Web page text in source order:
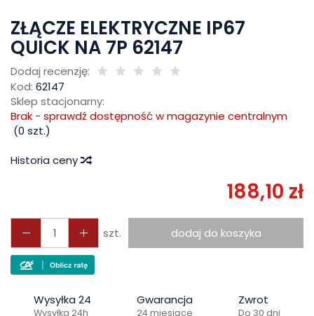
ZŁĄCZE ELEKTRYCZNE IP67
QUICK NA 7P 62147
Dodaj recenzję:
Kod: 62147
Sklep stacjonarny:
Brak - sprawdź dostępność w magazynie centralnym
(0 szt.)
Historia ceny
188,10 zł
szt. dodaj do koszyka
Wysyłka 24
Wysyłka 24h
Gwarancja
24 miesiące
Zwrot
Do 30 dni